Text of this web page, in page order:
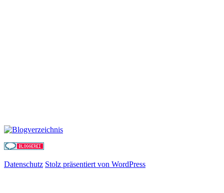
Datenschutz Stolz präsentiert von WordPress